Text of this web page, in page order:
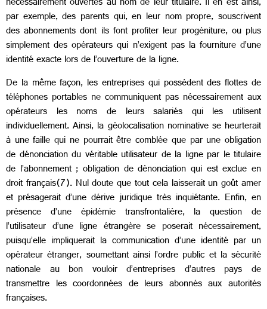
par exemple, des parents qui, en leur nom propre, souscrivent
des abonnements dont ils font profiter leur progéniture, ou plus
simplement des opérateurs qui n’exigent pas la fourniture d’une
identité exacte lors de l’ouverture de la ligne.
De la même façon, les entreprises qui possèdent des flottes de
téléphones portables ne communiquent pas nécessairement aux
opérateurs les noms de leurs salariés qui les utilisent
individuellement. Ainsi, la géolocalisation nominative se heurterait
à une faille qui ne pourrait être comblée que par une obligation
de dénonciation du véritable utilisateur de la ligne par le titulaire
de l’abonnement ; obligation de dénonciation qui est exclue en
droit français(7). Nul doute que tout cela laisserait un goût amer
et présagerait d’une dérive juridique très inquiétante. Enfin, en
présence d’une épidémie transfrontalière, la question de
l’utilisateur d’une ligne étrangère se poserait nécessairement,
puisqu’elle impliquerait la communication d’une identité par un
opérateur étranger, soumettant ainsi l’ordre public et la sécurité
nationale au bon vouloir d’entreprises d’autres pays de
transmettre les coordonnées de leurs abonnés aux autorités
françaises.